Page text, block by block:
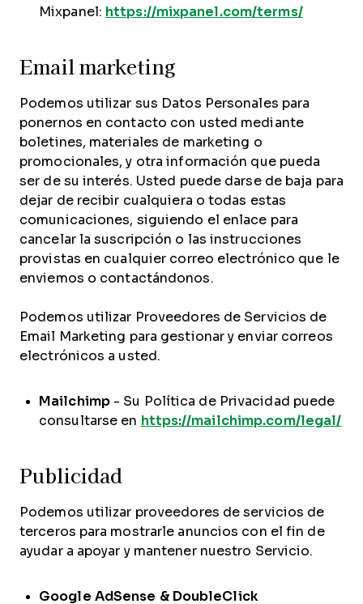
Mixpanel: https://mixpanel.com/terms/
Email marketing
Podemos utilizar sus Datos Personales para
ponernos en contacto con usted mediante
boletines, materiales de marketing o
promocionales, y otra información que pueda
ser de su interés. Usted puede darse de baja para
dejar de recibir cualquiera o todas estas
comunicaciones, siguiendo el enlace para
cancelar la suscripción o las instrucciones
provistas en cualquier correo electrónico que le
enviemos o contactándonos.
Podemos utilizar Proveedores de Servicios de
Email Marketing para gestionar y enviar correos
electrónicos a usted.
Mailchimp- Su Política de Privacidad puede
consultarse en https://mailchimp.com/legal/
Publicidad
Podemos utilizar proveedores de servicios de
terceros para mostrarle anuncios con el fin de
ayudar a apoyar y mantener nuestro Servicio.
Google AdSense & DoubleClick